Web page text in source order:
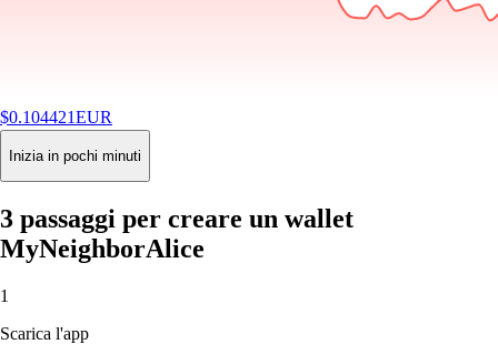
$0.104421EUR
-2.22%24H
Buy
Inizia in pochi minuti
3 passaggi per creare un wallet
MyNeighborAlice
1
Scarica l'app